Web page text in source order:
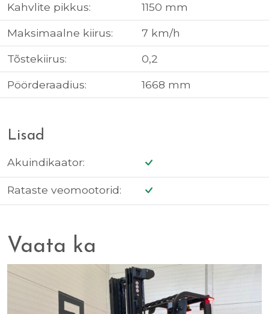
Kahvlite pikkus: 1150 mm
Maksimaalne kiirus: 7 km/h
Tõstekiirus: 0,2
Pöörderaadius: 1668 mm
Lisad
Akuindikaator:
Rataste veomootorid:
Vaata ka